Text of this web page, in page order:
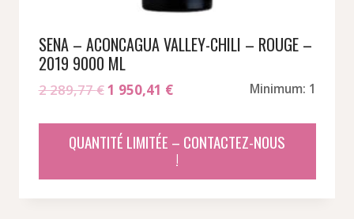
SENA – ACONCAGUA VALLEY-CHILI – ROUGE –
2019 9000 ML
2 289,77€Le
initial
était :
289,77 €.
1 950,41 €Le
est :
950,41 €.
Minimum: 1
QUANTITÉ LIMITÉE – CONTACTEZ-NOUS
!